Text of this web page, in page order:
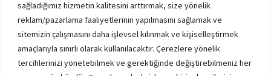
sağladığımız hizmetin kalitesini arttırmak, size yönelik
reklam/pazarlama faaliyetlerinin yapılmasını sağlamak ve
sitemizin çalışmasını daha işlevsel kılınmak ve kişiselleştirmek
amaçlarıyla sınırlı olarak kullanılacaktır. Çerezlere yönelik
tercihlerinizi yönetebilmek ve gerektiğinde değiştirebilmeniz her
Kurumsal
K.V.K.K. AYDINLATMA METNİ
ÇEREZ POLİTİKASI